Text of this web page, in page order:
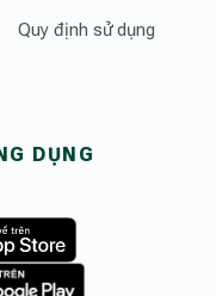
Quy định sử dụng
DỤNG